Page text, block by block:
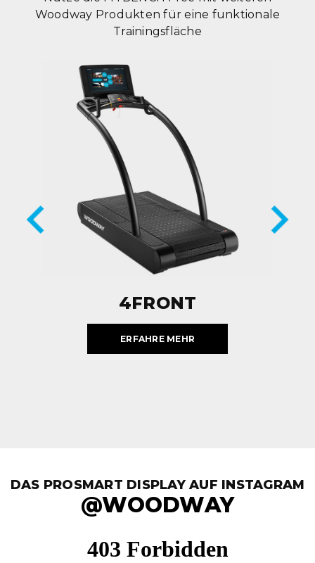
Woodway Produkten für eine funktionale
Trainingsfläche
4FRONT
ERFAHRE MEHR
DAS PROSMART DISPLAY AUF INSTAGRAM
@WOODWAY